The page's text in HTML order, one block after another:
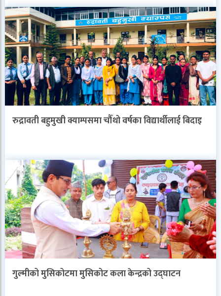
रुद्रावती बहुमुखी क्याम्पसमा चौँथो वर्षका विद्यार्थीलाई बिदाइ
गुल्मीको मुसिकोटमा मुसिकोट कला केन्द्रको उद्घाटन